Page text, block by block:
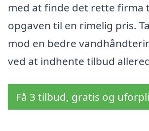
med at finde det rette firma
opgaven til en rimelig pris.
mod en bedre
ved at indhente tilbud
Få 3 tilbud, gratis og